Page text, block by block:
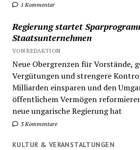
1 Kommentar
Regierung startet
Staatsunternehmen
VON REDAKTION
Neue Obergrenzen für Vorstände,
Vergütungen und strengere
Milliarden einsparen und den
öffentlichem Vermögen
neue ungarische Regierung hat
3 Kommentare
KULTUR & VERANSTALTUNGEN